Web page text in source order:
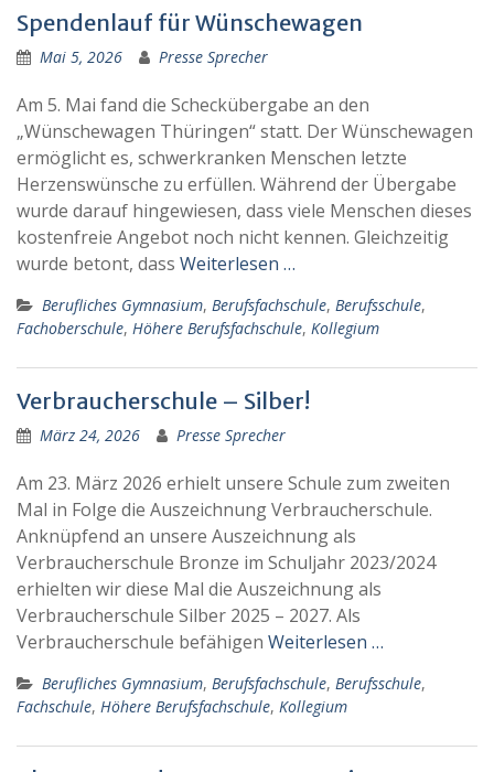
Spendenlauf für Wünschewagen
Mai 5, 2026 Presse Sprecher
Am 5. Mai fand die Scheckübergabe an den
„Wünschewagen Thüringen“ statt. Der Wünschewagen
ermöglicht es, schwerkranken Menschen letzte
Herzenswünsche zu erfüllen. Während der Übergabe
wurde darauf hingewiesen, dass viele Menschen dieses
kostenfreie Angebot noch nicht kennen. Gleichzeitig
wurde betont, dass Weiterlesen …
Berufliches Gymnasium, Berufsfachschule, Berufsschule,
Fachoberschule, Höhere Berufsfachschule, Kollegium
Verbraucherschule – Silber!
März 24, 2026 Presse Sprecher
Am 23. März 2026 erhielt unsere Schule zum zweiten
Mal in Folge die Auszeichnung Verbraucherschule.
Anknüpfend an unsere Auszeichnung als
Verbraucherschule Bronze im Schuljahr 2023/2024
erhielten wir diese Mal die Auszeichnung als
Verbraucherschule Silber 2025 – 2027. Als
Verbraucherschule befähigen Weiterlesen …
Berufliches Gymnasium, Berufsfachschule, Berufsschule,
Fachschule, Höhere Berufsfachschule, Kollegium